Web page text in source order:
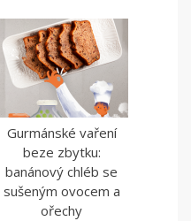
Gurmánské vaření
beze zbytku:
banánový chléb se
sušeným ovocem a
ořechy